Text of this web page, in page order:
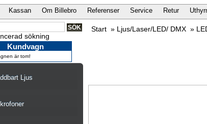
Kassan Om Billebro Referenser Service Retur
sökning
Kundvagn
är tom!
Ljus
Start » Ljus/Laser/LED/ DMX »